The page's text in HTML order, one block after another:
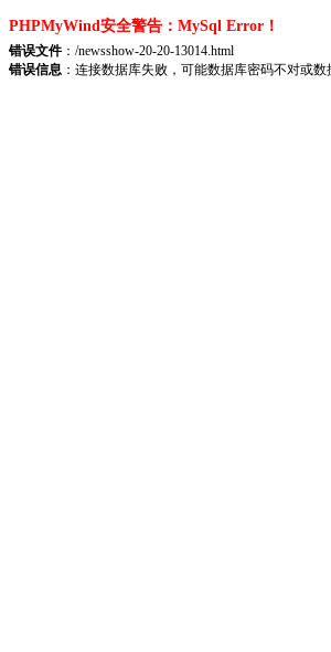
PHPMyWind安全警告：MySql Error！
错误文件：/newsshow-20-20-13014.html
错误信息 ：连接数据库失败，可能数据库密码不对或数